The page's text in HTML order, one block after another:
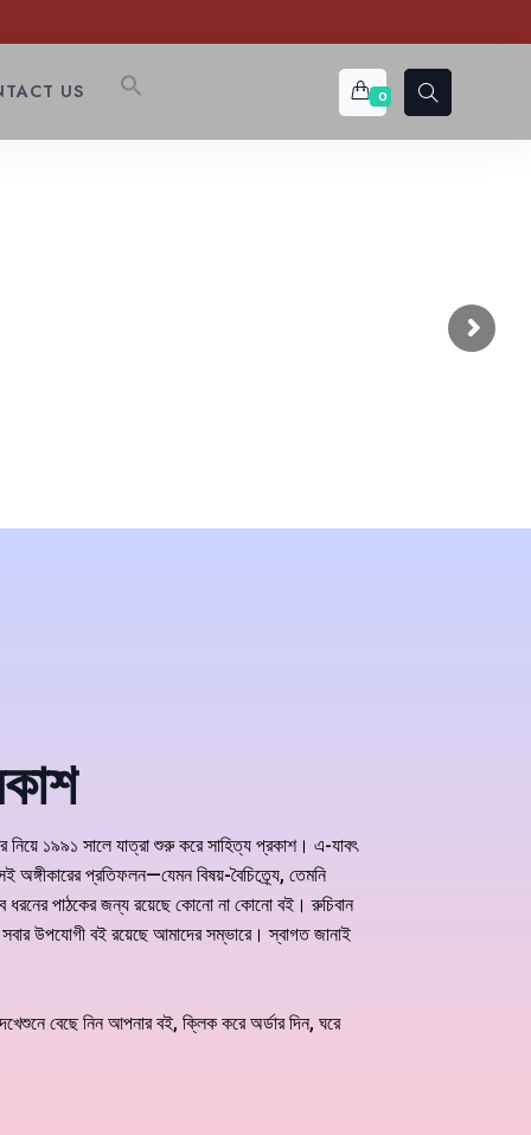
US 0
নিয়ে ১৯৯১ সালে যাত্রা শুরু করে সাহিত্য প্রকাশ। এ-যাবৎ
অঙ্গীকারের প্রতিফলন—যেমন বিষয়-বৈচিত্র্যে, তেমনি
ধরনের পাঠকের জন্য রয়েছে কোনো না কোনো বই। রুচিবান
উপযোগী বই রয়েছে আমাদের সম্ভারে। স্বাগত জানাই
বেছে নিন আপনার বই, ক্লিক করে অর্ডার দিন, ঘরে